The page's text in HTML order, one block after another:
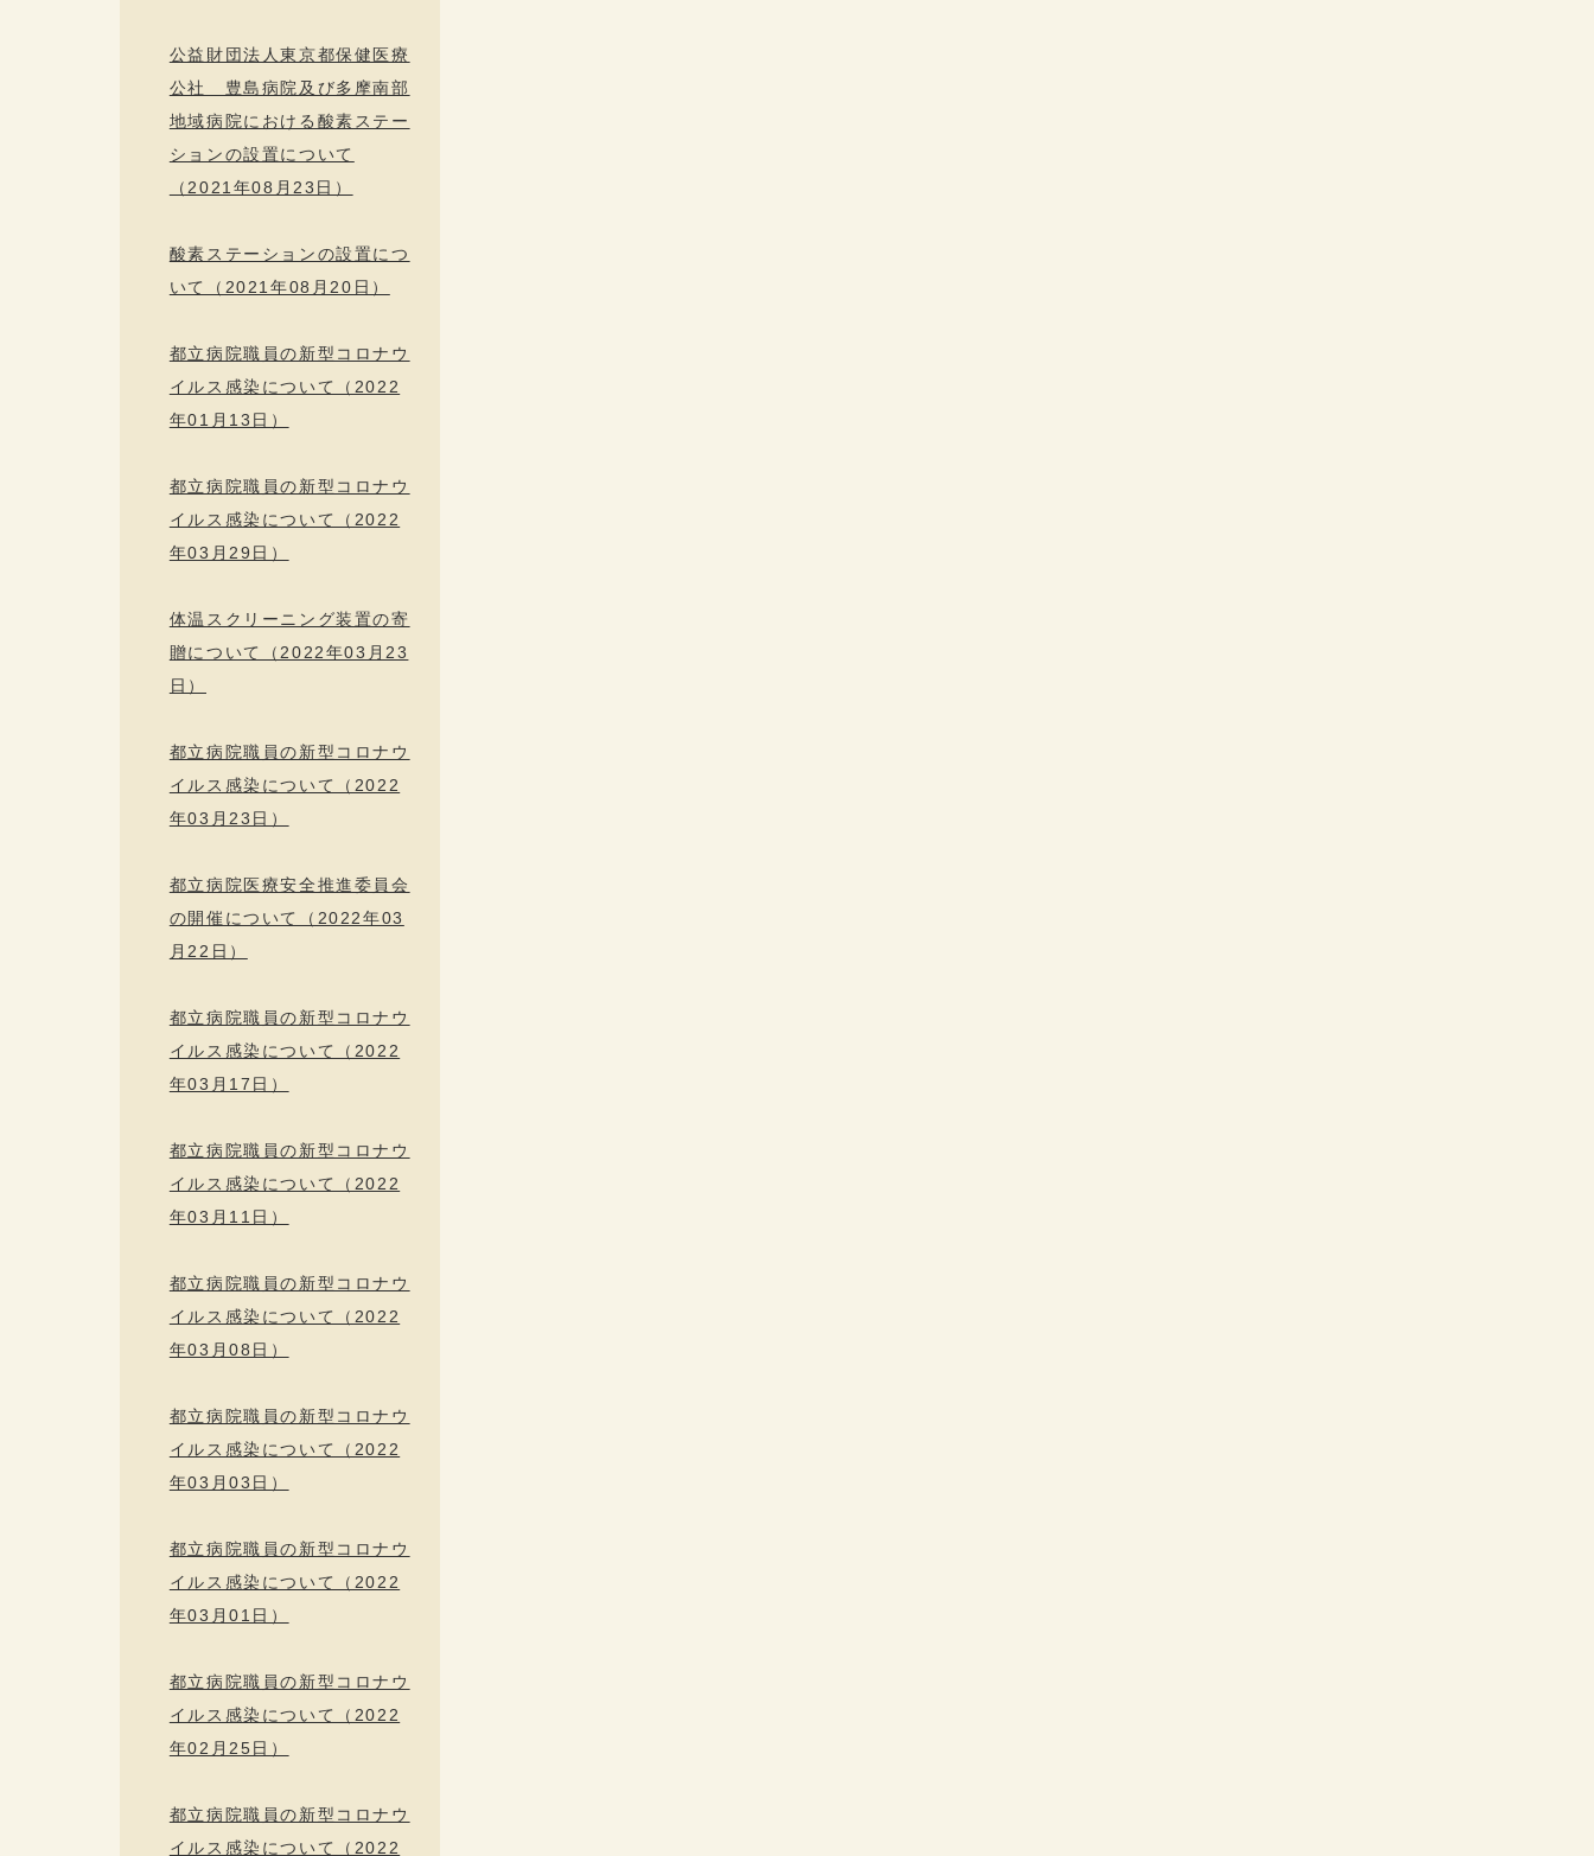
公益財団法人東京都保健医療
公社 豊島病院及び多摩南部
地域病院における酸素ステー
ションの設置について
（2021年08月23日）
酸素ステーションの設置につ
いて（2021年08月20日）
都立病院職員の新型コロナウ
イルス感染について（2022
年01月13日）
都立病院職員の新型コロナウ
イルス感染について（2022
年03月29日）
体温スクリーニング装置の寄
贈について（2022年03月23
日）
都立病院職員の新型コロナウ
イルス感染について（2022
年03月23日）
都立病院医療安全推進委員会
の開催について（2022年03
月22日）
都立病院職員の新型コロナウ
イルス感染について（2022
年03月17日）
都立病院職員の新型コロナウ
イルス感染について（2022
年03月11日）
都立病院職員の新型コロナウ
イルス感染について（2022
年03月08日）
都立病院職員の新型コロナウ
イルス感染について（2022
年03月03日）
都立病院職員の新型コロナウ
イルス感染について（2022
年03月01日）
都立病院職員の新型コロナウ
イルス感染について（2022
年02月25日）
都立病院職員の新型コロナウ
イルス感染について（2022